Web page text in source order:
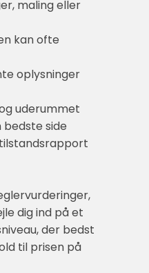
maling eller
kan ofte
oplysninger
uderummet
side
dig ind på et
der bedst
til prisen på